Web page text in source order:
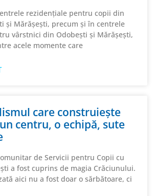
rezidențiale pentru copii din
și Mărășești, precum și în centrele
vârstnici din Odobești și Mărășești,
acele momente care
care construiește
centru, o echipă, sute
de Servicii pentru Copii cu
a fost cuprins de magia Crăciunului.
aici nu a fost doar o sărbătoare, ci